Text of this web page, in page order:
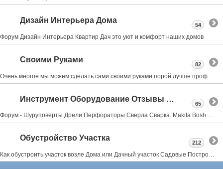
Дизайн Интерьера Дома
Форум Дизайн Интерьера Квартир Дач это уют и комфорт наших домов
54
Своими Руками
82
Инструмент Оборудование Отзывы Советы
Форум - Шуруповерты Дрели Перфораторы Сверла Сварка. Makita Bosh Metabo Skil Интерскол Тошиба Stihl
65
Обустройство Участка
Как обустроить участок возле Дома или Дачный участок Садовые Постройки Заборы Веранды Террасы Бассейны Бани Мангалы всё тут
212